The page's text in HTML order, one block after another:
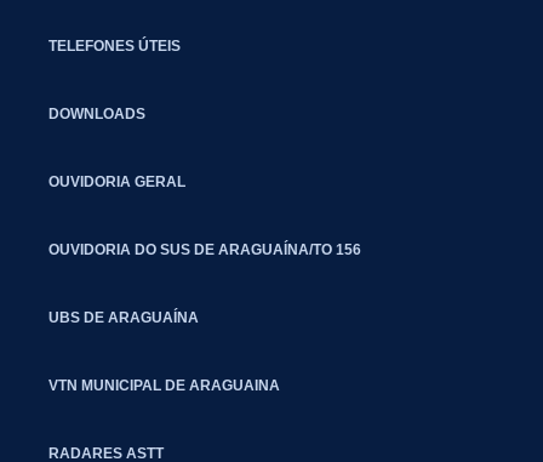
TELEFONES ÚTEIS
DOWNLOADS
OUVIDORIA GERAL
OUVIDORIA DO SUS DE ARAGUAÍNA/TO 156
UBS DE ARAGUAÍNA
VTN MUNICIPAL DE ARAGUAINA
RADARES ASTT